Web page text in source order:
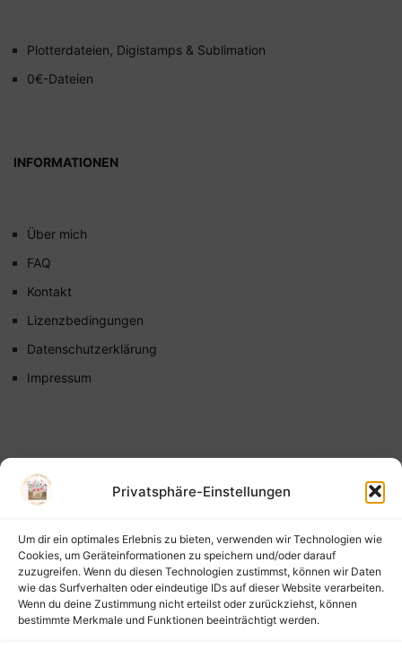
Privatsphäre-Einstellungen
Um dir ein optimales Erlebnis zu bieten, verwenden wir Technologien wie
Cookies, um Geräteinformationen zu speichern und/oder darauf
zuzugreifen. Wenn du diesen Technologien zustimmst, können wir Daten
wie das Surfverhalten oder eindeutige IDs auf dieser Website verarbeiten.
Wenn du deine Zustimmung nicht erteilst oder zurückziehst, können
bestimmte Merkmale und Funktionen beeinträchtigt werden.
Plotterdateien, Digistamps & Sublimation
0€-Dateien
INFORMATIONEN
Über mich
FAQ
Kontakt
Lizenzbedingungen
Datenschutzerklärung
Impressum